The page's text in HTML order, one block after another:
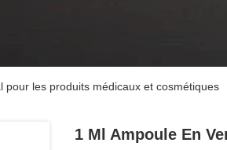
les produits médicaux et cosmétiques
1 Ml Ampoule En